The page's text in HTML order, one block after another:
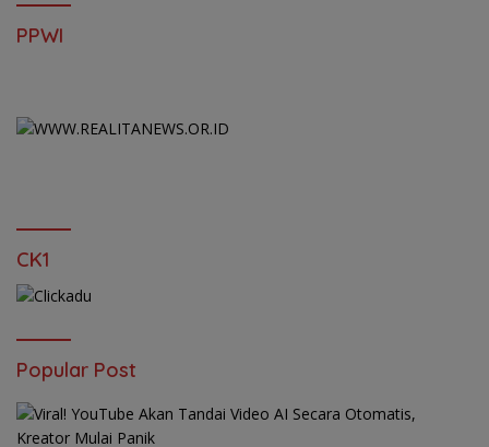
PPWI
CK1
Popular Post